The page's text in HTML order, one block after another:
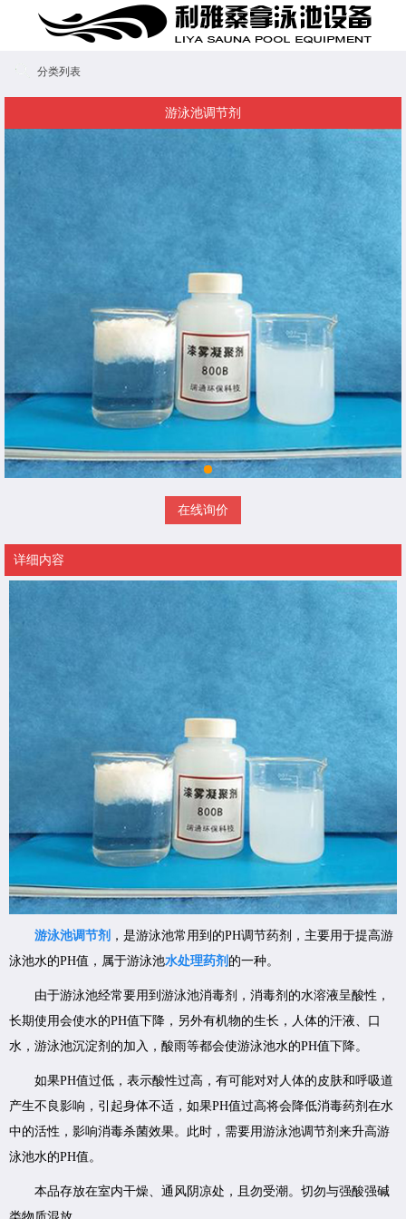
分类列表
游泳池调节剂
在线询价
详细内容
游泳池调节剂 ，是游泳池常用到的PH调节药剂，主要用于提高游
泳池水的PH值，属于游泳池水处理药剂 的一种。
由于游泳池经常要用到游泳池消毒剂，消毒剂的水溶液呈酸性，
长期使用会使水的PH值下降，另外有机物的生长，人体的汗液、口
水，游泳池沉淀剂的加入，酸雨等都会使游泳池水的PH值下降。
如果PH值过低，表示酸性过高，有可能对对人体的皮肤和呼吸道
产生不良影响，引起身体不适，如果PH值过高将会降低消毒药剂在水
中的活性，影响消毒杀菌效果。此时，需要用游泳池调节剂来升高游
泳池水的PH值。
本品存放在室内干燥、通风阴凉处，且勿受潮。切勿与强酸强碱